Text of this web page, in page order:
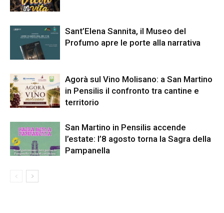
Sant’Elena Sannita, il Museo del
Profumo apre le porte alla narrativa
Agorà sul Vino Molisano: a San Martino
in Pensilis il confronto tra cantine e
territorio
San Martino in Pensilis accende
l’estate: l’8 agosto torna la Sagra della
Pampanella